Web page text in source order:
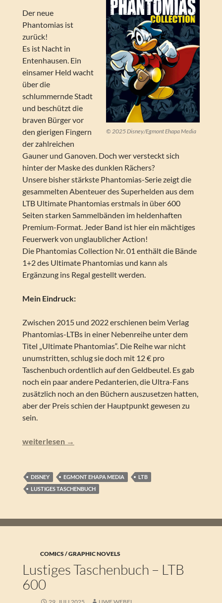
© 2025 Disney/Egmont Ehapa Media
Der neue
Phantomias ist
zurück!
Es ist Nacht in
Entenhausen. Ein
einsamer Held wacht
über die
schlummernde Stadt
und beschützt die
braven Bürger vor
den gierigen Fingern
der zahlreichen
Gauner und Ganoven. Doch wer versteckt sich
hinter der Maske des dunklen Rächers?
Unsere bisher stärkste Phantomias-Serie zeigt die
gesammelten Abenteuer des Superhelden aus dem
LTB Ultimate Phantomias erstmals in über 600
Seiten starken Sammelbänden im heldenhaften
Premium-Format. Jeder Band ist hier ein mächtiges
Feuerwerk von unglaublicher Action!
Die Phantomias Collection Nr. 01 enthält die Bände
1+2 des Ultimate Phantomias und kann als
Ergänzung ins Regal gestellt werden.
Mein Eindruck:
Zwischen 2015 und 2022 erschienen beim Verlag
Phantomias-LTBs in einer Nebenreihe unter dem
Titel „Ultimate Phantomias“. Die Reihe war nicht
unumstritten, schlug sie doch mit 12 € pro
Taschenbuch ordentlich auf den Geldbeutel. Es gab
noch ein paar andere Pedanterien, die Ultra-Fans
zusätzlich noch an den Büchern auszusetzen hatten,
aber der Preis schien der Hauptpunkt gewesen zu
sein.
Lustiges Taschenbuch – Phantomias Collection 1 (LTB-
weiterlesen →
DISNEY EGMONT EHAPA MEDIA
LTB
LUSTIGES TASCHENBUCH
COMICS / GRAPHIC NOVELS
Lustiges Taschenbuch – LTB
600